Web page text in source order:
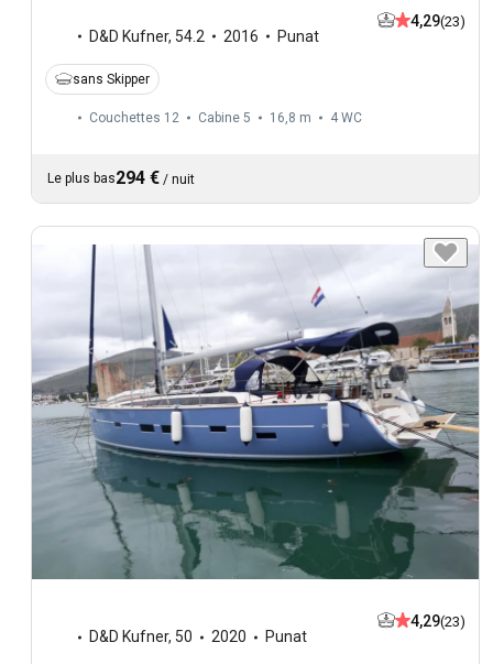
D&D Kufner, 54.2 2016 Punat
4,29(23)
sans Skipper
Couchettes 12 Cabine 5 16,8 m 4 WC
Le plus bas294 € / nuit
D&D Kufner, 50 2020 Punat
4,29(23)